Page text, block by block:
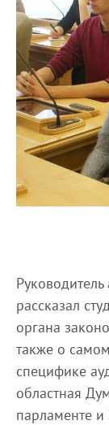
рассказал
органа
также о
специфике
областная
парламенте